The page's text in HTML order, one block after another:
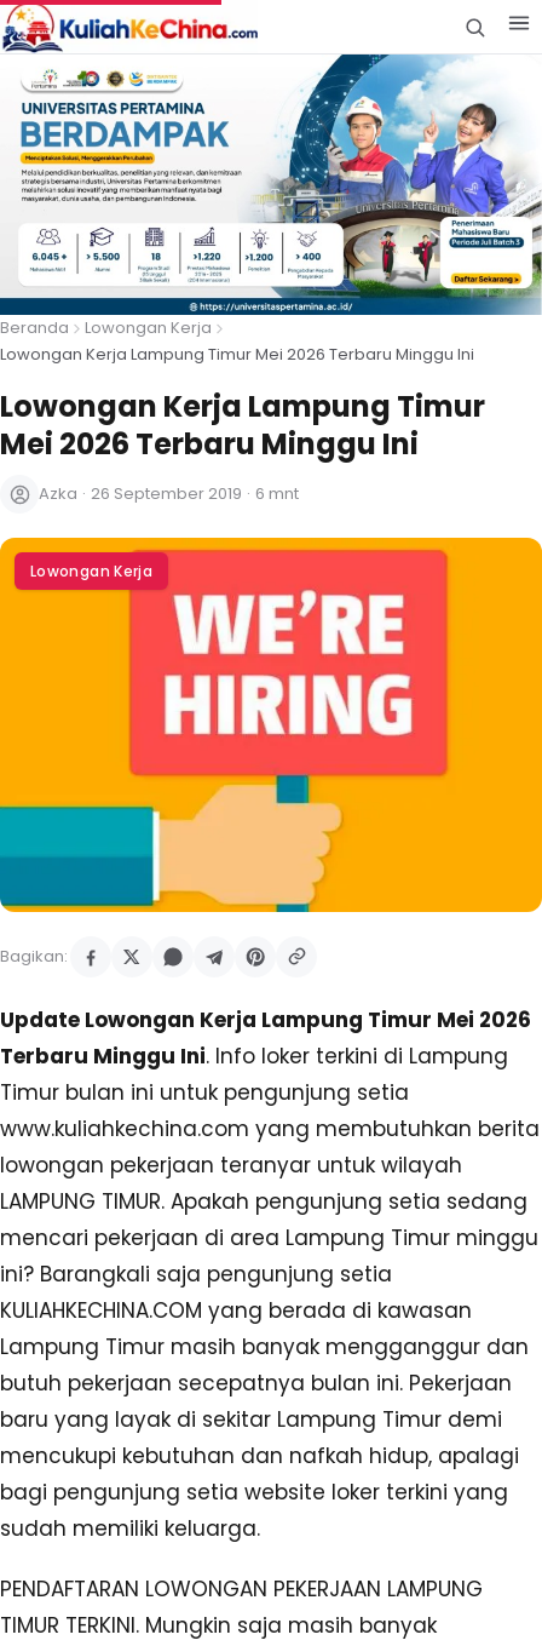
Beranda
Lowongan Kerja
Lowongan Kerja Lampung Timur Mei 2026 Terbaru Minggu Ini
Lowongan Kerja Lampung Timur
Mei 2026 Terbaru Minggu Ini
Azka · 26 September 2019 · 6 mnt
Lowongan Kerja
Bagikan:
Update Lowongan Kerja Lampung Timur Mei 2026
Terbaru Minggu Ini. Info loker terkini di Lampung
Timur bulan ini untuk pengunjung setia
www.kuliahkechina.com yang membutuhkan berita
lowongan pekerjaan teranyar untuk wilayah
LAMPUNG TIMUR. Apakah pengunjung setia sedang
mencari pekerjaan di area Lampung Timur minggu
ini? Barangkali saja pengunjung setia
KULIAHKECHINA.COM yang berada di kawasan
Lampung Timur masih banyak mengganggur dan
butuh pekerjaan secepatnya bulan ini. Pekerjaan
baru yang layak di sekitar Lampung Timur demi
mencukupi kebutuhan dan nafkah hidup, apalagi
bagi pengunjung setia website loker terkini yang
sudah memiliki keluarga.
PENDAFTARAN LOWONGAN PEKERJAAN LAMPUNG
TIMUR TERKINI. Mungkin saja masih banyak